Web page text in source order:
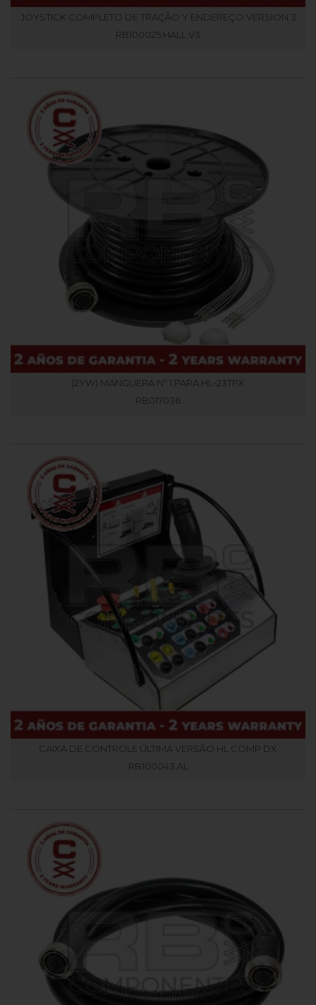
JOYSTICK COMPLETO DE TRAÇÃO Y ENDEREÇO VERSION 3
RB100025.HALL.V3
(2YW) MANGUERA Nº 1 PARA HL-23TPX
RB017036
CAIXA DE CONTROLE ÚLTIMA VERSÃO HL COMP DX
RB100043.AL